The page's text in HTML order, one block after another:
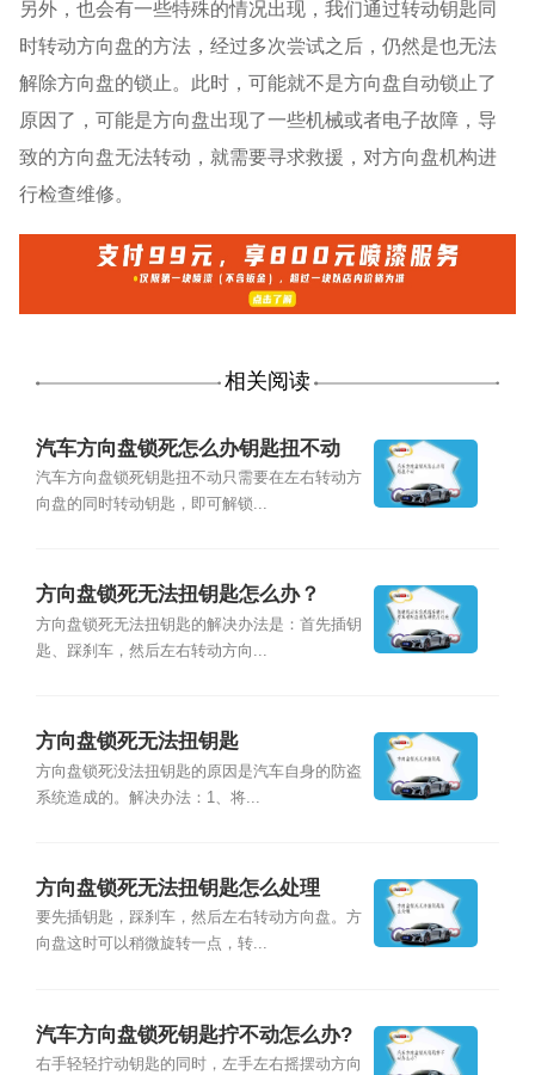
另外，也会有一些特殊的情况出现，我们通过转动钥匙同
时转动方向盘的方法，经过多次尝试之后，仍然是也无法
解除方向盘的锁止。此时，可能就不是方向盘自动锁止了
原因了，可能是方向盘出现了一些机械或者电子故障，导
致的方向盘无法转动，就需要寻求救援，对方向盘机构进
行检查维修。
相关阅读
汽车方向盘锁死怎么办钥匙扭不动
汽车方向盘锁死钥匙扭不动只需要在左右转动方
向盘的同时转动钥匙，即可解锁...
方向盘锁死无法扭钥匙怎么办？
方向盘锁死无法扭钥匙的解决办法是：首先插钥
匙、踩刹车，然后左右转动方向...
方向盘锁死无法扭钥匙
方向盘锁死没法扭钥匙的原因是汽车自身的防盗
系统造成的。解决办法：1、将...
方向盘锁死无法扭钥匙怎么处理
要先插钥匙，踩刹车，然后左右转动方向盘。方
向盘这时可以稍微旋转一点，转...
汽车方向盘锁死钥匙拧不动怎么办?
右手轻轻拧动钥匙的同时，左手左右摇摆动方向